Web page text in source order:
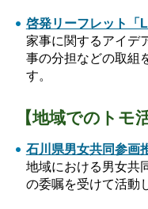
啓発リーフレット「
家事に関するアイデ
事の分担などの取組
す。
【地域でのトモ活
石川県男女共同参画
地域における男女共
の委嘱を受けて活動